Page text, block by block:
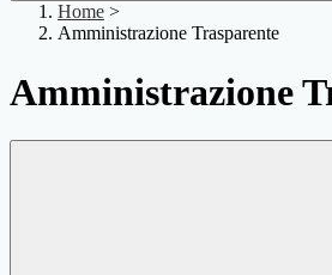
Home >
Amministrazione Trasparente
Amministrazione